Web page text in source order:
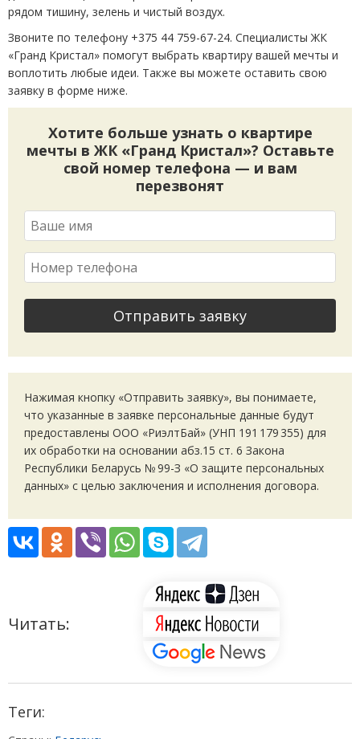
рядом тишину, зелень и чистый воздух.
Звоните по телефону +375 44 759-67-24. Специалисты ЖК
«Гранд Кристал» помогут выбрать квартиру вашей мечты и
воплотить любые идеи. Также вы можете оставить свою
заявку в форме ниже.
Хотите больше узнать о квартире
мечты в ЖК «Гранд Кристал»? Оставьте
свой номер телефона — и вам
перезвонят
Отправить заявку
Нажимая кнопку «Отправить заявку», вы понимаете,
что указанные в заявке персональные данные будут
предоставлены ООО «РиэлтБай» (УНП 191 179 355) для
их обработки на основании абз.15 ст. 6 Закона
Республики Беларусь № 99-З «О защите персональных
данных» с целью заключения и исполнения договора.
Читать:
Теги: